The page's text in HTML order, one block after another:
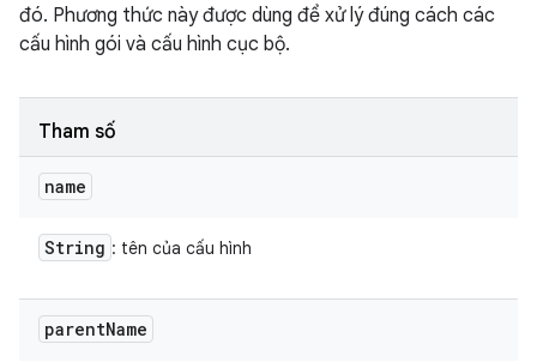
đó. Phương thức này được dùng để xử lý đúng cách các
cấu hình gói và cấu hình cục bộ.
Tham số
name
String : tên của cấu hình
parentName